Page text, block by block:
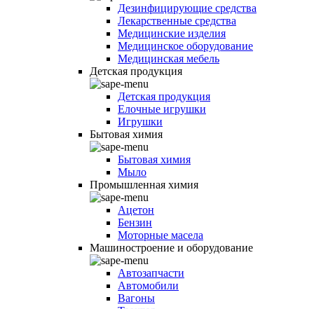
Дезинфицирующие средства
Лекарственные средства
Медицинские изделия
Медицинское оборудование
Медицинская мебель
Детская продукция
Детская продукция
Елочные игрушки
Игрушки
Бытовая химия
Бытовая химия
Мыло
Промышленная химия
Ацетон
Бензин
Моторные масела
Машиностроение и оборудование
Автозапчасти
Автомобили
Вагоны